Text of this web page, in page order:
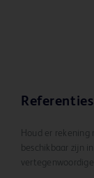
Referenties
Houd er
beschikbaar zijn